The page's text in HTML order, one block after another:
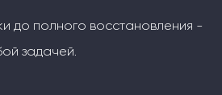
до полного восстановления -
задачей.